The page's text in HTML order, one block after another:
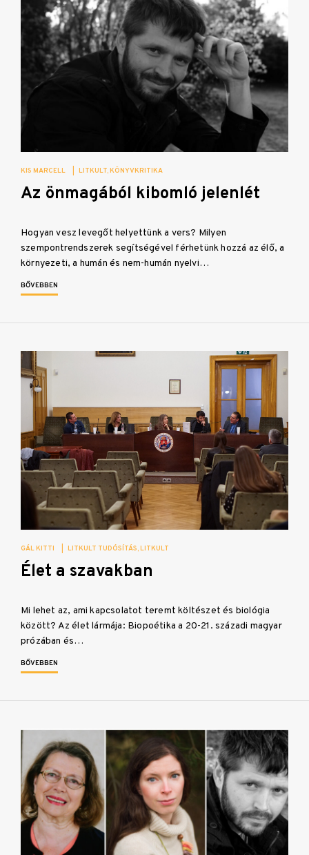
KIS MARCELL LITKULT KÖNYVKRITIKA
Az önmagából kibomló jelenlét
Hogyan vesz levegőt helyettünk a vers? Milyen
szempontrendszerek segítségével férhetünk hozzá az élő, a
környezeti, a humán és nem-humán nyelvi…
BŐVEBBEN
GÁL KITTI LITKULT TUDÓSÍTÁS LITKULT
Élet a szavakban
Mi lehet az, ami kapcsolatot teremt költészet és biológia
között? Az élet lármája: Biopoétika a 20-21. századi magyar
prózában és…
BŐVEBBEN